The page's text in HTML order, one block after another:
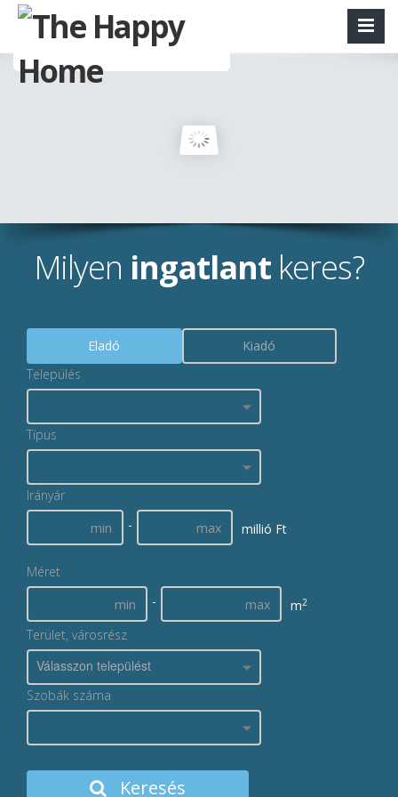
Milyen ingatlant keres?
Eladó
Kiadó
Település
Típus
Irányár
-
millió Ft
Méret
-
m2
Terület, városrész
Válasszon települést
Szobák száma
Keresés